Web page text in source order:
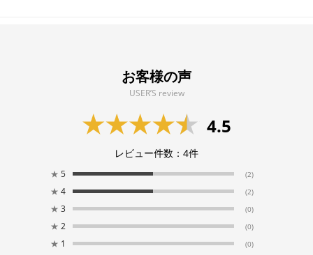
お客様の声
USER’S review
4.5
レビュー件数： 4件
★ 5 (2)
★ 4 (2)
★ 3 (0)
★ 2 (0)
★ 1 (0)